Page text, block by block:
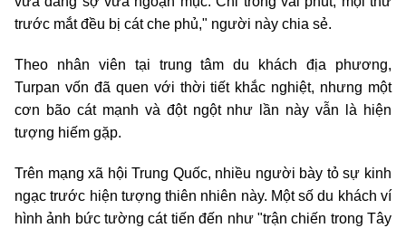
trước mắt đều bị cát che phủ," người này chia sẻ.
Theo nhân viên tại trung tâm du khách địa phương,
Turpan vốn đã quen với thời tiết khắc nghiệt, nhưng một
cơn bão cát mạnh và đột ngột như lần này vẫn là hiện
tượng hiếm gặp.
Trên mạng xã hội Trung Quốc, nhiều người bày tỏ sự kinh
ngạc trước hiện tượng thiên nhiên này. Một số du khách ví
hình ảnh bức tường cát tiến đến như "trận chiến trong Tây